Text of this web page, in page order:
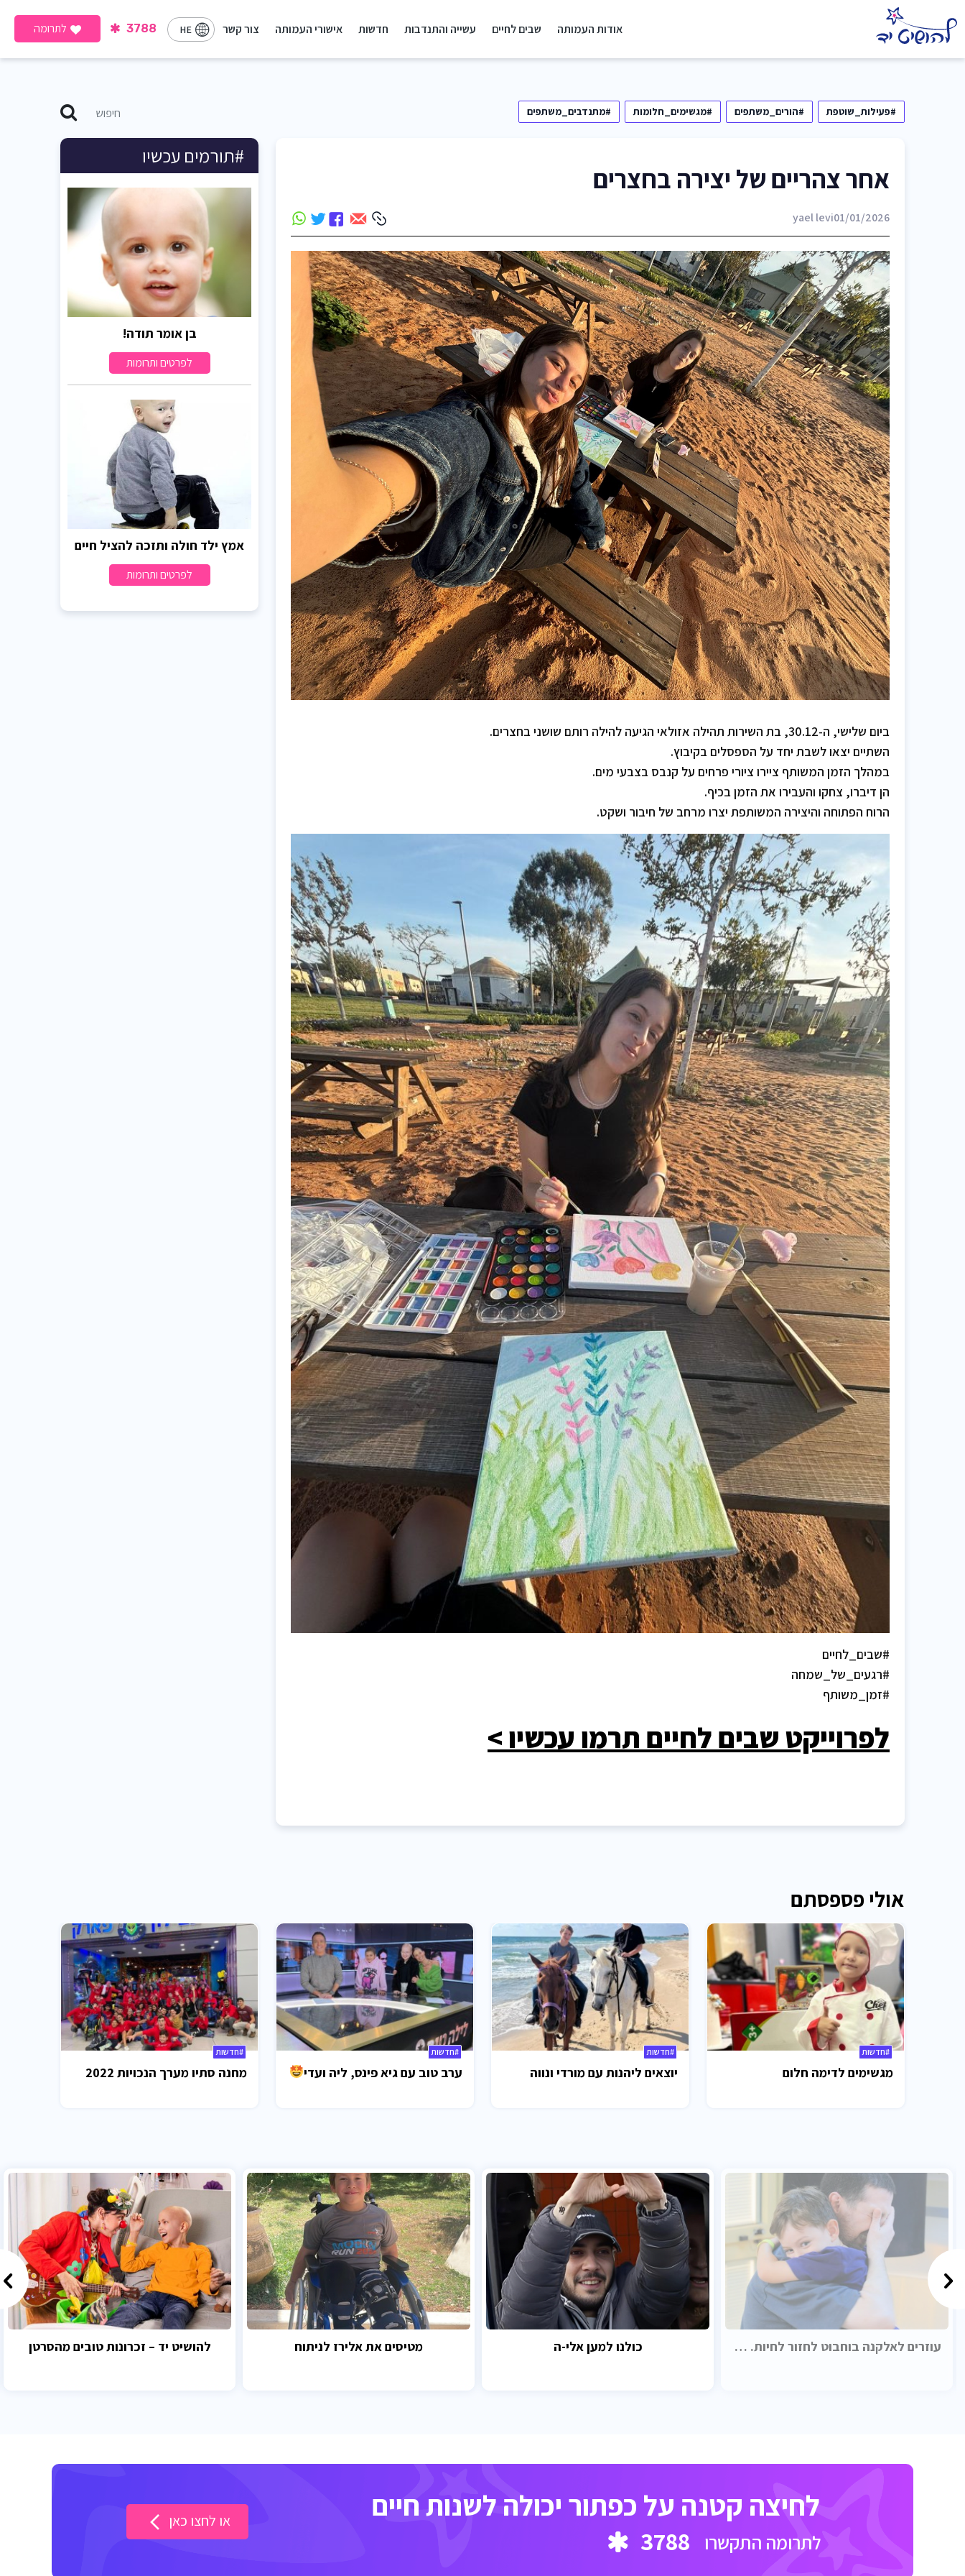
אודות העמותה שבים לחיים עשייה והתנדבות חדשות אישורי העמותה צור קשר HE
3788 לתרומה
#פעילות_שוטפת #הורים_משתפים #מגשימים_חלומות #מתנדבים_משתפים
אחר צהריים של יצירה בחצרים
yael levi01/01/2026
ביום שלישי, ה-30.12, בת השירות תהילה אזולאי הגיעה להילה רותם שושני בחצרים.
השתיים יצאו לשבת יחד על הספסלים בקיבוץ.
במהלך הזמן המשותף ציירו ציורי פרחים על קנבס בצבעי מים.
הן דיברו, צחקו והעבירו את הזמן בכיף.
הרוח הפתוחה והיצירה המשותפת יצרו מרחב של חיבור ושקט.
#שבים_לחיים
#רגעים_של_שמחה
#זמן_משותף
לפרוייקט שבים לחיים תרמו עכשיו >
#תורמים עכשיו
בן אומר תודה!
לפרטים ותרומות
אמץ ילד חולה ותזכה להציל חיים
לפרטים ותרומות
אולי פספסתם
#חדשות
מגשימים לדימה חלום
#חדשות
יוצאים ליהנות עם מורדי ונווה
#חדשות
ערב טוב עם גיא פינס, ליה ועדי
#חדשות
מחנה סתיו מערך הנכויות 2022
עוזרים לאלקנה בוחבוט לחזור לחיות. בכבוד. כולנו למען אלי-ה מטיסים את אלירז לניתוח להושיט יד – זכרונות טובים מהסרטן
לחיצה קטנה על כפתור יכולה לשנות חיים
לתרומה התקשרו 3788
או לחצו כאן